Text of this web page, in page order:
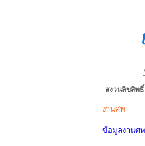
สงวนลิขสิท
งานศพ
ข้อมูลงานศพ